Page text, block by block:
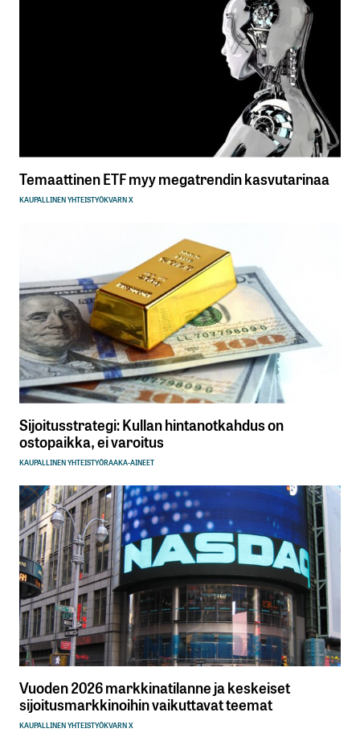
Temaattinen ETF myy megatrendin kasvutarinaa
KAUPALLINEN YHTEISTYÖKVARN X
Sijoitusstrategi: Kullan hintanotkahdus on
ostopaikka, ei varoitus
KAUPALLINEN YHTEISTYÖRAAKA-AINEET
Vuoden 2026 markkinatilanne ja keskeiset
sijoitusmarkkinoihin vaikuttavat teemat
KAUPALLINEN YHTEISTYÖKVARN X